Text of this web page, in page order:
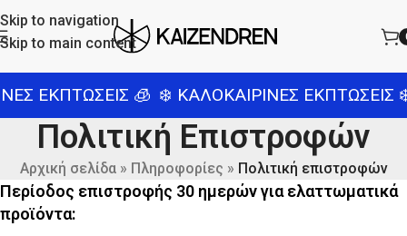
Skip to navigation
Skip to main content
ΕΚΠΤΩΣΕΙΣ 🧊 ❄️ ΚΑΛΟΚΑΙΡΙΝΕΣ ΕΚΠΤΩΣΕΙΣ ❄️
Πολιτική Επιστροφών
Αρχική σελίδα» Πληροφορίες » Πολιτική επιστροφών
Περίοδος επιστροφής 30 ημερών για ελαττωματικά
προϊόντα: